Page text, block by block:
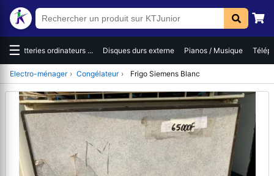
☰Batteries ordinateurs ... Disques durs externe Pianos / Musique
Electro-ménager › Congélateur › Frigo Siemens Blanc